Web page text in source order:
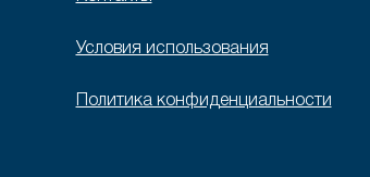
Условия использования
Политика конфиденциальности